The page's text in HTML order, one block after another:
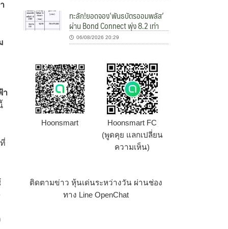
า
ทะลัก!ยอดจอง’พันธบัตรออมพลัส’
ผ่าน Bond Connect พุ่ง 8.2 เท่า
06/08/2026 20:29
Hoonsmart
Hoonsmart FC
(พูดคุย แลกเปลี่ยน
ความเห็น)
ติดตามข่าว หุ้นเด่นระหว่างวัน ผ่านช่อง
ทาง Line OpenChat